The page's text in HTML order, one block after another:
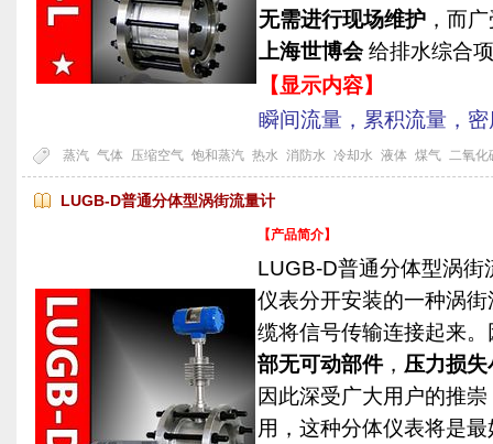
无需进行现场维护 ，而
上海世博会给排水综合
【显示内容】
瞬间流量，累积流量，
蒸汽 气体 压缩空气 饱和蒸汽 热水 消防水 冷却水 液体 煤气 二氧化
LUGB-D普通分体型涡街流量计
【产品简介】
LUGB-D普通分体型涡
仪表分开安装的一种涡
缆将信号传输连接起来
部无可动部件， 压力损失
因此深受广大用户的推
用，这种分体仪表将是